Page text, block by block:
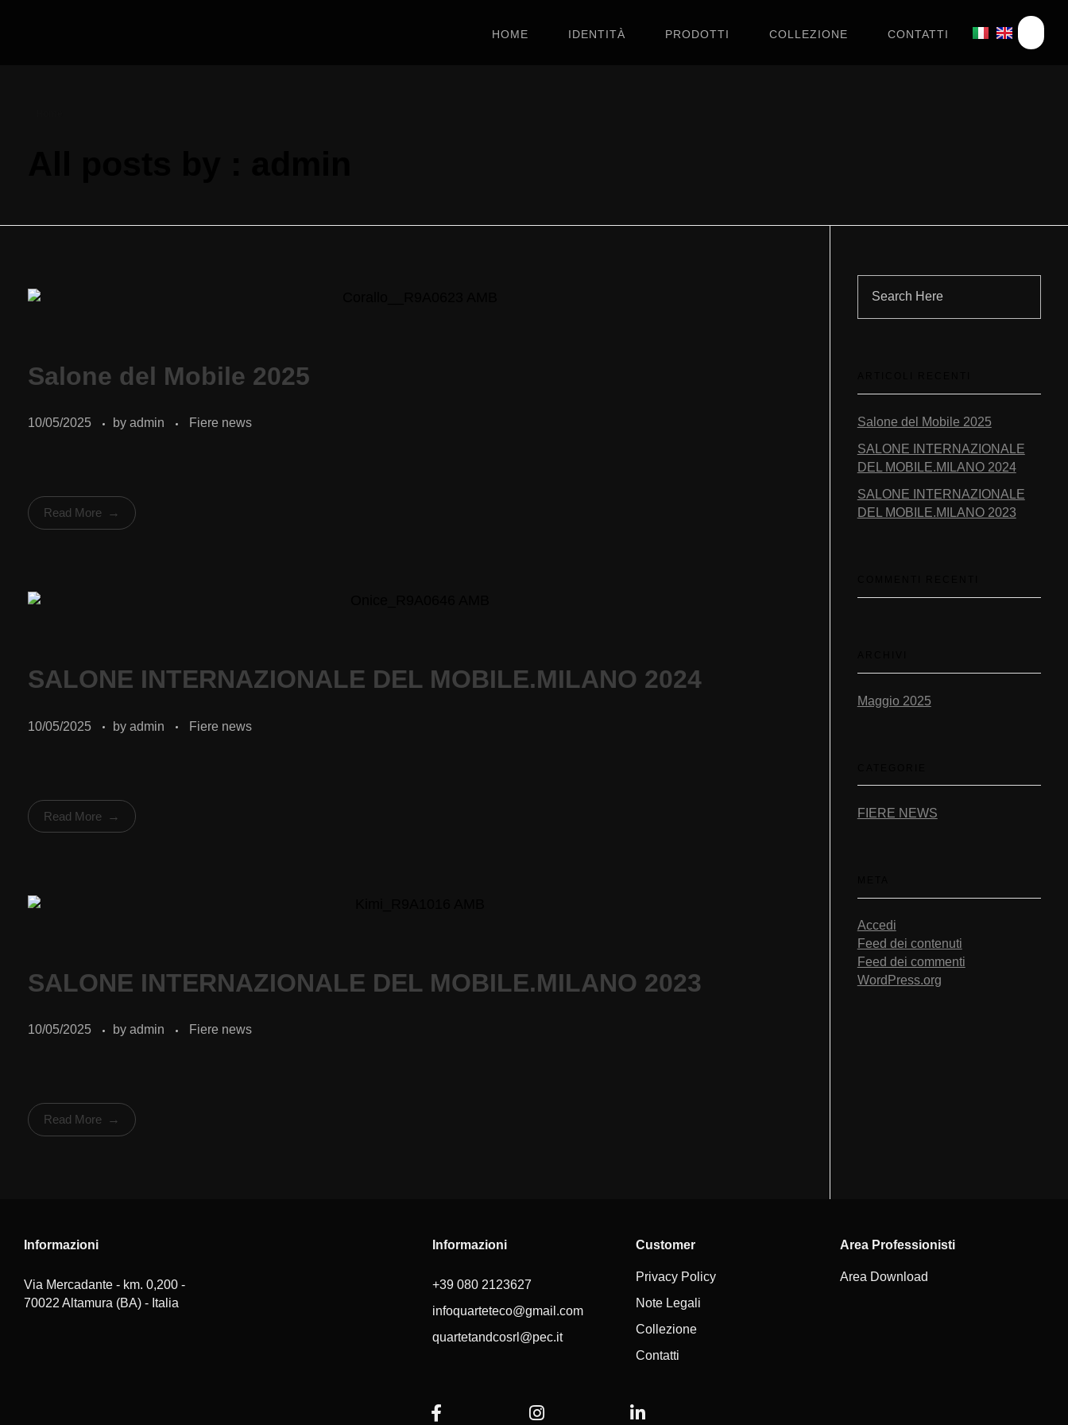
HOME IDENTITÀ PRODOTTI COLLEZIONE CONTATTI
Salone del Mobile 2025
10/05/2025 by admin Fiere news
Read More
SALONE INTERNAZIONALE DEL MOBILE.MILANO 2024
10/05/2025 by admin Fiere news
Read More
SALONE INTERNAZIONALE DEL MOBILE.MILANO 2023
10/05/2025 by admin Fiere news
Read More
Salone del Mobile 2025
SALONE INTERNAZIONALE
DEL MOBILE.MILANO 2024
SALONE INTERNAZIONALE
DEL MOBILE.MILANO 2023
Maggio 2025
FIERE NEWS
Accedi
Feed dei contenuti
Feed dei commenti
WordPress.org
Informazioni
Via Mercadante - km. 0,200 -
70022 Altamura (BA) - Italia
Informazioni
+39 080 2123627
infoquarteteco@gmail.com
quartetandcosrl@pec.it
Customer
Privacy Policy
Note Legali
Collezione
Contatti
Area Professionisti
Area Download